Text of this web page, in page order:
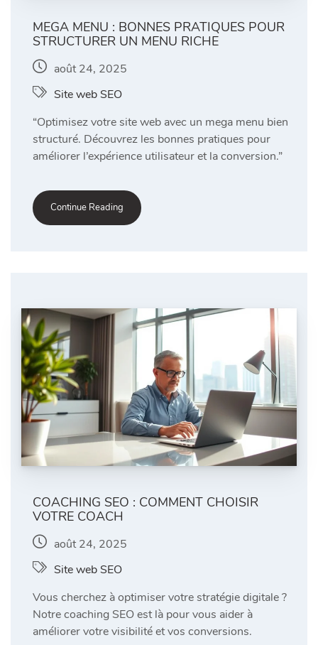
MEGA MENU : BONNES PRATIQUES POUR
STRUCTURER UN MENU RICHE
août 24, 2025
Site web SEO
“Optimisez votre site web avec un mega menu bien
structuré. Découvrez les bonnes pratiques pour
améliorer l’expérience utilisateur et la conversion.”
Continue Reading
COACHING SEO : COMMENT CHOISIR
VOTRE COACH
août 24, 2025
Site web SEO
Vous cherchez à optimiser votre stratégie digitale ?
Notre coaching SEO est là pour vous aider à
améliorer votre visibilité et vos conversions.